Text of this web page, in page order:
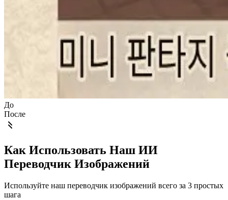
До
После
Как Использовать Наш ИИ
Переводчик Изображений
Используйте наш переводчик изображений всего за 3 простых
шага